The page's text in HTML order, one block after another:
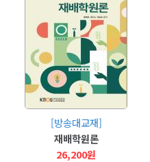
[방송대교재]
재배학원론
26,200원